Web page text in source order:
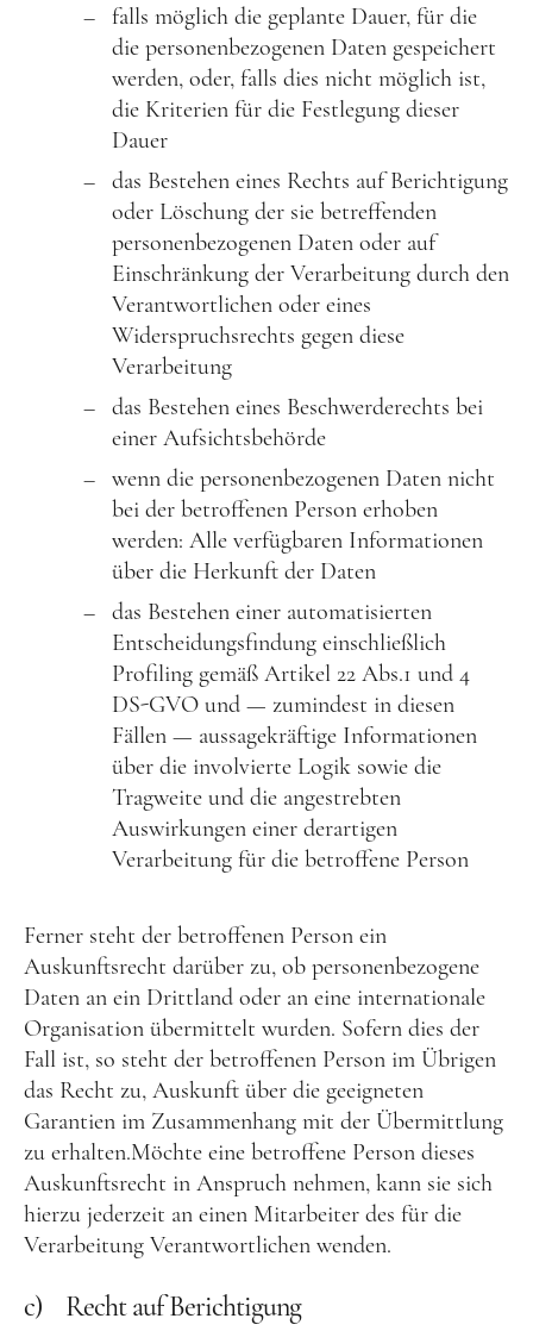
falls möglich die geplante Dauer, für die
die personenbezogenen Daten gespeichert
werden, oder, falls dies nicht möglich ist,
die Kriterien für die Festlegung dieser
Dauer
das Bestehen eines Rechts auf Berichtigung
oder Löschung der sie betreffenden
personenbezogenen Daten oder auf
Einschränkung der Verarbeitung durch den
Verantwortlichen oder eines
Widerspruchsrechts gegen diese
Verarbeitung
das Bestehen eines Beschwerderechts bei
einer Aufsichtsbehörde
wenn die personenbezogenen Daten nicht
bei der betroffenen Person erhoben
werden: Alle verfügbaren Informationen
über die Herkunft der Daten
das Bestehen einer automatisierten
Entscheidungsfindung einschließlich
Profiling gemäß Artikel 22 Abs.1 und 4
DS-GVO und — zumindest in diesen
Fällen — aussagekräftige Informationen
über die involvierte Logik sowie die
Tragweite und die angestrebten
Auswirkungen einer derartigen
Verarbeitung für die betroffene Person
Ferner steht der betroffenen Person ein
Auskunftsrecht darüber zu, ob personenbezogene
Daten an ein Drittland oder an eine internationale
Organisation übermittelt wurden. Sofern dies der
Fall ist, so steht der betroffenen Person im Übrigen
das Recht zu, Auskunft über die geeigneten
Garantien im Zusammenhang mit der Übermittlung
zu erhalten.Möchte eine betroffene Person dieses
Auskunftsrecht in Anspruch nehmen, kann sie sich
hierzu jederzeit an einen Mitarbeiter des für die
Verarbeitung Verantwortlichen wenden.
c) Recht auf Berichtigung